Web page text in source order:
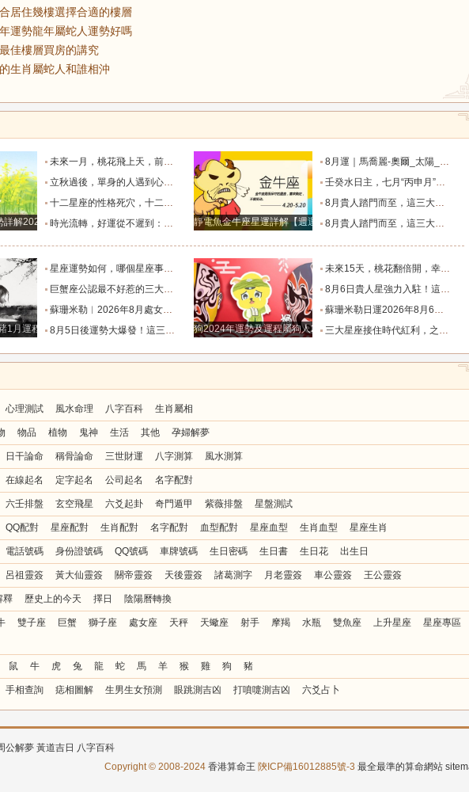
居住幾樓選擇合適的樓層
運勢龍年屬蛇人運勢好嗎
佳樓層買房的講究
生肖屬蛇人和誰相沖
詳解2024.12.23-12.29
未來一月，桃花飛上天，前任主動回眸，回到甜蜜生活的星座！_愛情_雙子座_重逢
立秋過後，單身的人遇到心動對象，脫單信號明顯的三個星座_雙子座_時間_感情
十二星座的性格死穴，十二星座女生誰最醜？_感情_愛情_才能
時光流轉，好運從不遲到：這些星座日日被幸運悄然圍繞_獅子座_生活_雙子座
靜電魚金牛座星運詳解【週運2024年12月9日-12月15日】
8月運｜馬喬麗-奧爾_太陽_迦勒_生活節奏
壬癸水日主，七月“丙申月”，情感運解析_申沖_單身_陰歷
8月貴人踏門而至，這三大星座喜迎難得的大好運勢！_朋友_夏末秋_輕鬆感
8月貴人踏門而至，這三大星座喜迎難得的大好運勢！_朋友_夏末秋_輕鬆感
1月運程解析
星座運勢如何，哪個星座事業運勢最好？_能力_變化_同情心
巨蟹座公認最不好惹的三大生肖_特質_底線_衝突
蘇珊米勒︱2026年8月處女座月度運勢_工作_木星_滿月
8月5日後運勢大爆發！這三大星座受夠了窮苦，終於熬到“貴人送財”，翻身做主人！_小人_回報_遠超
狗2024年運勢及運程屬狗人2024運勢好嗎
未來15天，桃花翻倍開，幸福主動找上門，4星座與真愛喜結連理_愛情_雙子座_金牛座
8月6日貴人星強力入駐！這四大星座告別“孤軍奮戰”，未來30天逢兇化吉，借力暴富！_小人_合作_伯樂
蘇珊米勒日運2026年8月6日十二星座運勢_土星_太陽_內心
三大星座接住時代紅利，之前吃虧隱忍，全部轉化為晚年財富_行業_合作_人情
心理測試 風水命理 八字百科 生肖屬相
物品 植物 鬼神 生活 其他 孕婦解夢
日干論命 稱骨論命 三世財運 八字測算 風水測算
在線起名 定字起名 公司起名 名字配對
六壬排盤 玄空飛星 六爻起卦 奇門遁甲 紫薇排盤 星盤測試
QQ配對 星座配對 生肖配對 名字配對 血型配對 星座血型 生肖血型 星座生肖
電話號碼 身份證號碼 QQ號碼 車牌號碼 生日密碼 生日書 生日花 出生日
呂祖靈簽 黃大仙靈簽 關帝靈簽 天後靈簽 諸葛測字 月老靈簽 車公靈簽 王公靈簽
釋 歷史上的今天 擇日 陰陽曆轉換
雙子座 巨蟹 獅子座 處女座 天秤 天蠍座 射手 摩羯 水瓶 雙魚座 上升星座
星座專區
鼠 牛 虎 兔 龍 蛇 馬 羊 猴 雞 狗 豬
手相查詢 痣相圖解 生男生女預測 眼跳測吉凶 打噴嚏測吉凶 六爻占卜
公解夢 黃道吉日 八字百科
Copyright © 2008-2024 香港算命王 陝ICP備16012885號-3 最全最準的算命網站